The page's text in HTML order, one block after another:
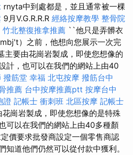
rnyta中到處都是，並且通常被一棵
9月V.G.R.R.R 經絡按摩教學 整骨院
竹北整復推拿推薦 ``他只是弄髒衣
）之前，他想向您展示一次完
主要由花崗岩製成，即使您想像的
計，也可以在我們的網站上由40
撥筋堂 幸福 北屯按摩 撥筋台中
推薦 台中按摩推薦ptt 按摩台中
證 記帳士 衝刺班 北區按摩 記帳士
崗岩製成，即使您想像的是特殊
可以在我們的網站上由40多種顏
價要求批發商設定一個零售商認
知道他們仍然可以從付款中獲利。